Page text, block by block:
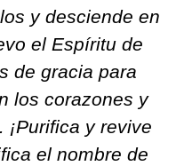
y desciende en
el Espíritu de
de gracia para
los corazones y
¡Purifica y revive
el nombre de